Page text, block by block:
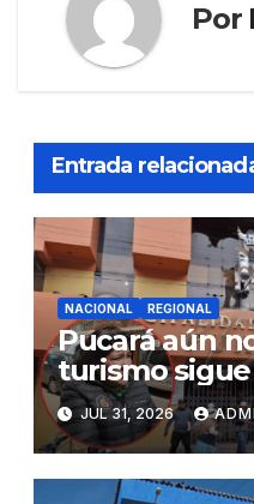
Por
Entrada
NACIONAL REGIONAL
Pucará aún
turismo
alcaldesa
Gobierno
paralizadas
JUL 31, 2026